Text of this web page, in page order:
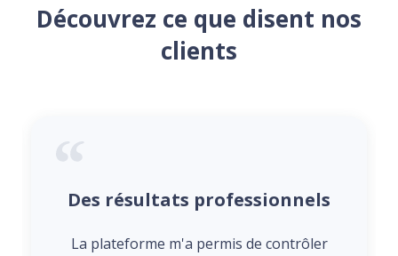
Découvrez ce que disent nos
clients
Des résultats professionnels
La plateforme m'a permis de contrôler